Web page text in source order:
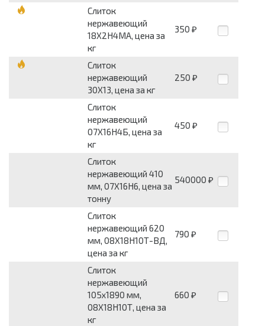
Слиток
нержавеющий
18Х2Н4МА, цена за
кг
350 ₽
Слиток
нержавеющий
30Х13, цена за кг
250 ₽
Слиток
нержавеющий
07Х16Н4Б, цена за
кг
450 ₽
Слиток
нержавеющий 410
мм, 07Х16Н6, цена за
тонну
540000 ₽
Слиток
нержавеющий 620
мм, 08Х18Н10Т-ВД,
цена за кг
790 ₽
Слиток
нержавеющий
105х1890 мм,
08Х18Н10Т, цена за
кг
660 ₽